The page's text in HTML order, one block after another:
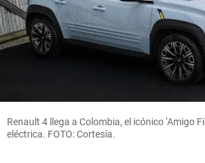
share
share
Renault 4 llega a Colombia, el icónico ‘Amigo
eléctrica. FOTO: Cortesía.